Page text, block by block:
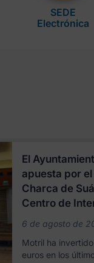
SEDE
Electrónica
El
apuesta por
Charca de
Centro de
6 de agosto de
Motril ha
euros en los